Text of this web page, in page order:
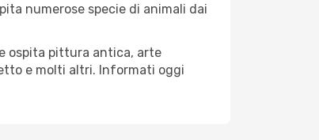
numerose specie di animali dai
ospita pittura antica, arte
e molti altri. Informati oggi